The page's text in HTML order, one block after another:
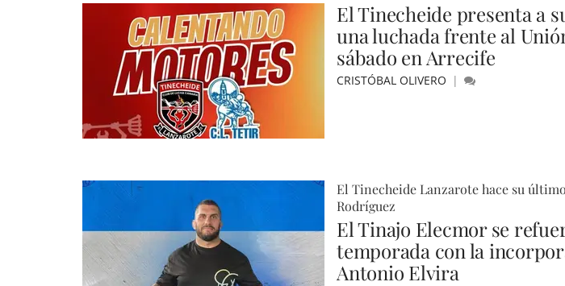
El Tinecheide presenta a
una luchada frente al
sábado en Arrecife
CRISTÓBAL OLIVERO
El Tinecheide Lanzarote hace su
Rodríguez
El Tinajo Elecmor se
temporada con la
Antonio Elvira